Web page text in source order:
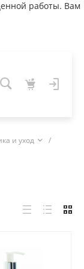
работы. Вам
и уход
/